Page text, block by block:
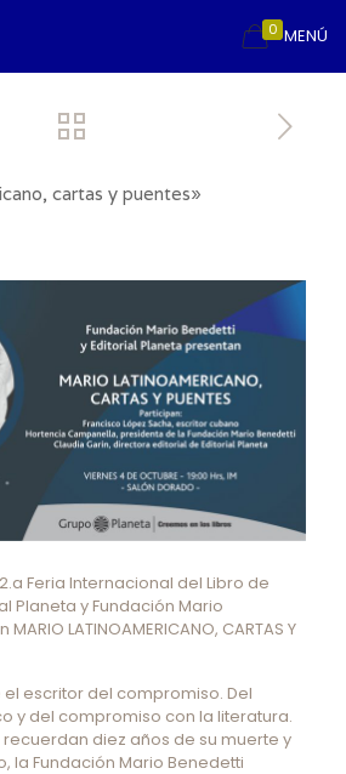
MENÚ
0
cartas y puentes»
Feria Internacional del Libro de
Planeta y Fundación Mario
LATINOAMERICANO, CARTAS Y
escritor del compromiso. Del
y del compromiso con la literatura.
recuerdan diez años de su muerte y
la Fundación Mario Benedetti